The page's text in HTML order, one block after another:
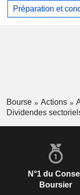
Préparation et
Bourse Actions
Dividendes
N°1 du
Boursier